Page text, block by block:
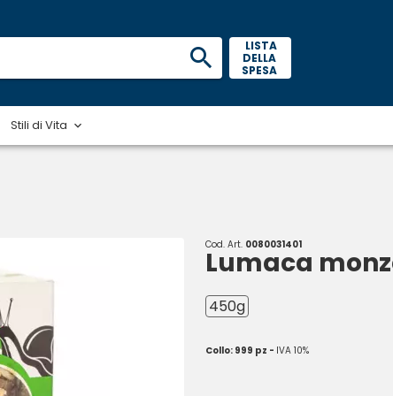
LISTA
DELLA
SPESA
Stili di Vita
Cod. Art. 0080031401
Lumaca
450g
Collo: 999 pz - IVA 10%